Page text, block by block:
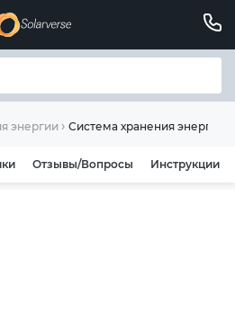
энергии Система хранения энергии
Отзывы/Вопросы Инструкции